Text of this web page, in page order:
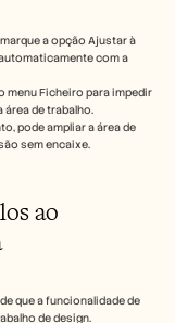
a opção Ajustar à
com a
menu Ficheiro para impedir
de trabalho.
pode ampliar a área de
sem encaixe.
ao
que a funcionalidade de
de design.